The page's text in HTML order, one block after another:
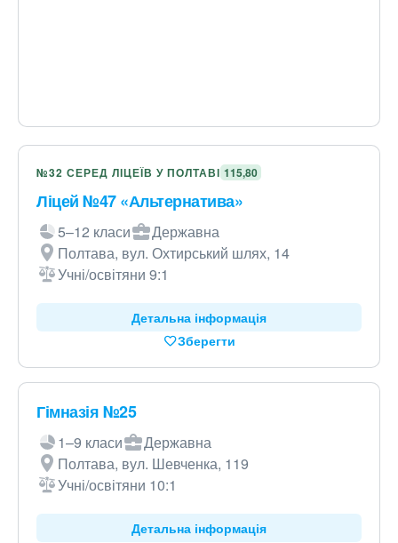
№32 СЕРЕД ЛІЦЕЇВ У ПОЛТАВІ 115,80
Ліцей №47 «Альтернатива»
5–12 класи
Державна
Полтава, вул. Охтирський шлях, 14
Учні/освітяни 9:1
Детальна інформація
Зберегти
Гімназія №25
1–9 класи
Державна
Полтава, вул. Шевченка, 119
Учні/освітяни 10:1
Детальна інформація